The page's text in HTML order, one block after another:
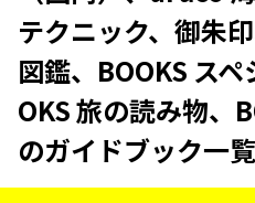
テクニック、御朱
図鑑、BOOKS ス
OKS 旅の読み物、
のガイドブック一覧